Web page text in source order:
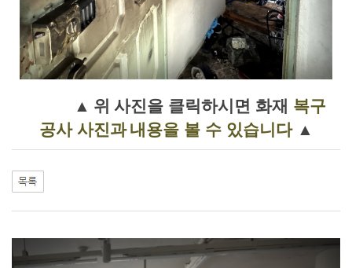
▲ 위 사진을 클릭하시면 화재 복구
공사 사진과 내용을 볼 수 있습니다 ▲